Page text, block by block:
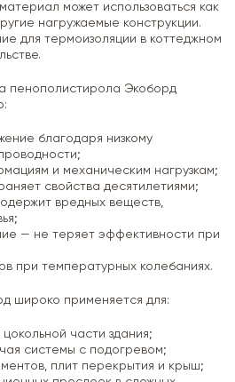
может использоваться как
нагружаемые конструкции.
для термоизоляции в коттеджном
пенополистирола Экоборд
благодаря низкому
и механическим нагрузкам;
свойства десятилетиями;
вредных веществ,
— не теряет эффективности при
при температурных колебаниях.
широко применяется для:
части здания;
системы с подогревом;
плит перекрытия и крыш;